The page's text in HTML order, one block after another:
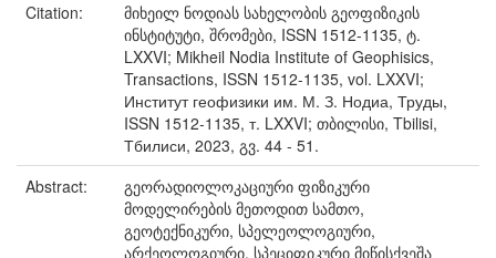
Citation:
მიხეილ ნოდიას სახელობის გეოფიზიკის
ინსტიტუტი, შრომები, ISSN 1512-1135, ტ.
LXXVI; Mikheil Nodia Institute of Geophisics,
Transactions, ISSN 1512-1135, vol. LXXVI;
Институт геофизики им. М. З. Нодиа, Труды,
ISSN 1512-1135, т. LXXVI; თბილისი, Tbilisi,
Тбилиси, 2023, გვ. 44 - 51.
Abstract:
გეორადიოლოკაციური ფიზიკური
მოდელირების მეთოდით სამთო,
გეოტექნიკური, სპელეოლოგიური,
არქეოლოგიური, სპეციფიკური მიწისქვეშა